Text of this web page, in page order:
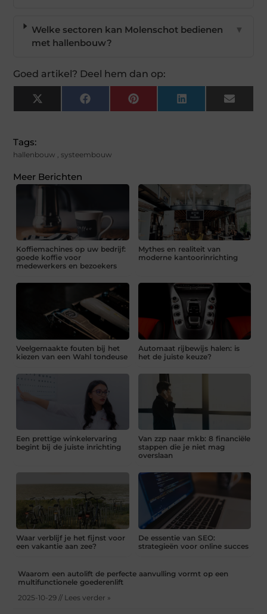
Welke sectoren kan Molenschot bedienen
met hallenbouw?
▼
Goed artikel? Deel hem dan op:
X
(Twitter)
FacebookPinterest LinkedIn Email
Tags:
hallenbouw systeembouw
Meer Berichten
Koffiemachines op uw bedrijf:
goede koffie voor
medewerkers en bezoekers
Mythes en realiteit van
moderne kantoorinrichting
Veelgemaakte fouten bij het
kiezen van een Wahl tondeuse
Automaat rijbewijs halen: is
het de juiste keuze?
Een prettige winkelervaring
begint bij de juiste inrichting
Van zzp naar mkb: 8 financiële
stappen die je niet mag
overslaan
Waar verblijf je het fijnst voor
een vakantie aan zee?
De essentie van SEO:
strategieën voor online succes
Waarom een autolift de perfecte aanvulling vormt op een
multifunctionele goederenlift
2025-10-29 // Lees verder »